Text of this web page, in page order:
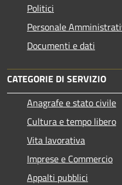
Politici
Personale
Documenti e dati
CATEGORIE DI SERVIZIO
Anagrafe e stato civile
Cultura e tempo libero
Vita lavorativa
Imprese e Commercio
Appalti pubblici